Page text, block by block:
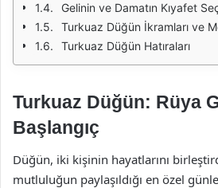
Gelinin ve Damatın Kıyafet
Turkuaz Düğün İkramları ve
Turkuaz Düğün Hatıraları
Turkuaz Düğün: Rüya
Başlangıç
Düğün, iki kişinin hayatlarını
mutluluğun paylaşıldığı en özel